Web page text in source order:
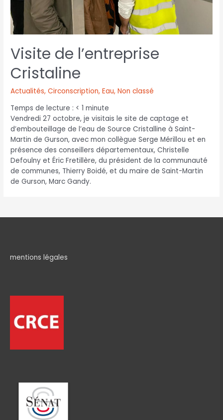
Visite de l’entreprise
Cristaline
Actualités,Circonscription,Eau,Non classé
Temps de lecture : < 1 minute
Vendredi 27 octobre, je visitais le site de captage et
d’embouteillage de l’eau de Source Cristalline à Saint-
Martin de Gurson, avec mon collègue Serge Mérillou et en
présence des conseillers départementaux, Christelle
Defoulny et Éric Fretillère, du président de la communauté
de communes, Thierry Boidé, et du maire de Saint-Martin
de Gurson, Marc Gandy.
mentions légales